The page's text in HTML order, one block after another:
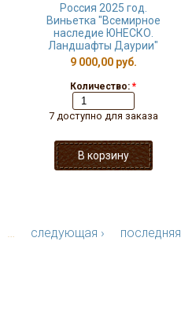
Россия 2025 год.
Виньетка "Всемирное
наследие ЮНЕСКО.
Ландшафты Даурии"
9 000,00 руб.
Количество: *
7 доступно для заказа
… следующая ›
последняя